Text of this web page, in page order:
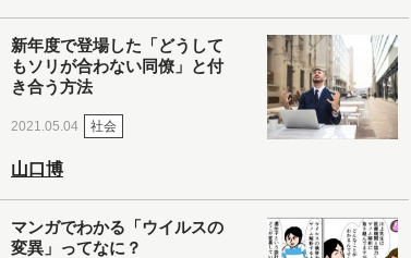
新年度で登場した「どうして
もソリが合わない同僚」と付
き合う方法
2021.05.04 社会
山口博
マンガでわかる「ウイルスの
変異」ってなに？